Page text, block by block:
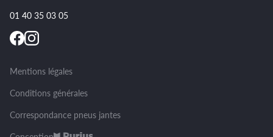
01 40 35 03 05
Mentions légales
Conditions générales
Correspondance pneus jantes